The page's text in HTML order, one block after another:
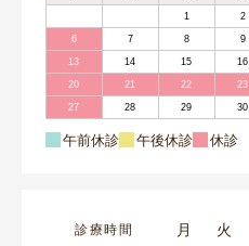
1 2
6 7 8 9
13 14 15 16
20 21 22 23
27 28 29 30
午前休診 午後休診 休診
診療時間 月 火